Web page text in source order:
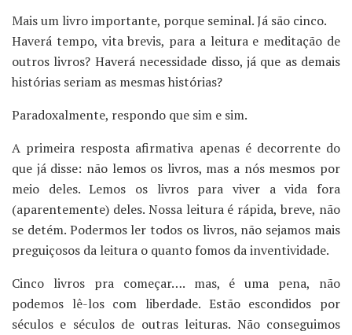
Mais um livro importante, porque seminal. Já são cinco.
Haverá tempo, vita brevis, para a leitura e meditação de
outros livros? Haverá necessidade disso, já que as demais
histórias seriam as mesmas histórias?
Paradoxalmente, respondo que sim e sim.
A primeira resposta afirmativa apenas é decorrente do
que já disse: não lemos os livros, mas a nós mesmos por
meio deles. Lemos os livros para viver a vida fora
(aparentemente) deles. Nossa leitura é rápida, breve, não
se detém. Podermos ler todos os livros, não sejamos mais
preguiçosos da leitura o quanto fomos da inventividade.
Cinco livros pra começar…. mas, é uma pena, não
podemos lê-los com liberdade. Estão escondidos por
séculos e séculos de outras leituras. Não conseguimos